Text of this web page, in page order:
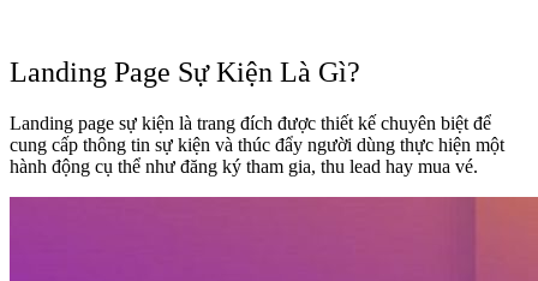
Landing Page Sự Kiện Là Gì?
Landing page sự kiện là trang đích được thiết kế chuyên biệt để
cung cấp thông tin sự kiện và thúc đẩy người dùng thực hiện một
hành động cụ thể như đăng ký tham gia, thu lead hay mua vé.